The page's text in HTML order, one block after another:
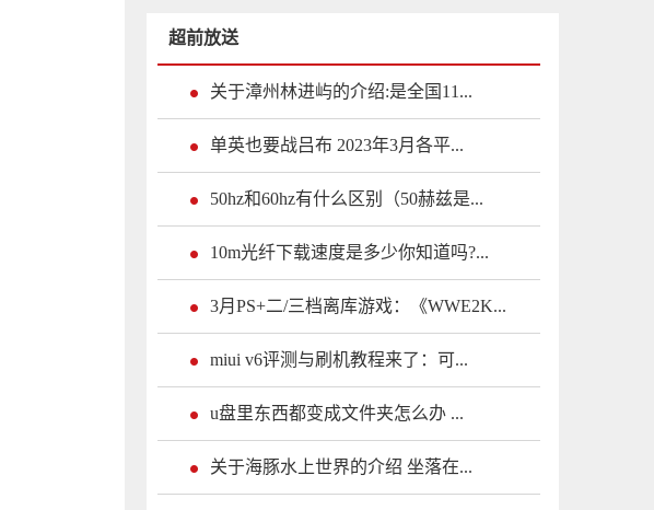
超前放送
关于漳州林进屿的介绍:是全国11...
单英也要战吕布 2023年3月各平...
50hz和60hz有什么区别（50赫兹是...
10m光纤下载速度是多少你知道吗?...
3月PS+二/三档离库游戏：《WWE2K...
miui v6评测与刷机教程来了：可...
u盘里东西都变成文件夹怎么办 ...
关于海豚水上世界的介绍 坐落在...